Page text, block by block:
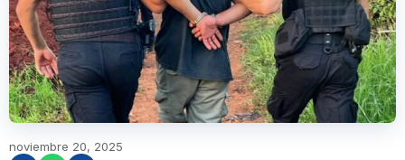
noviembre 20, 2025